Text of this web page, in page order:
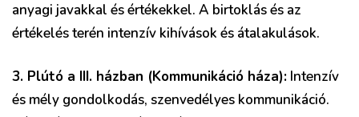
anyagi javakkal és értékekkel. A birtoklás és az
értékelés terén intenzív kihívások és átalakulások.
3. Plútó a III. házban (Kommunikáció háza): Intenzív
és mély gondolkodás, szenvedélyes kommunikáció.